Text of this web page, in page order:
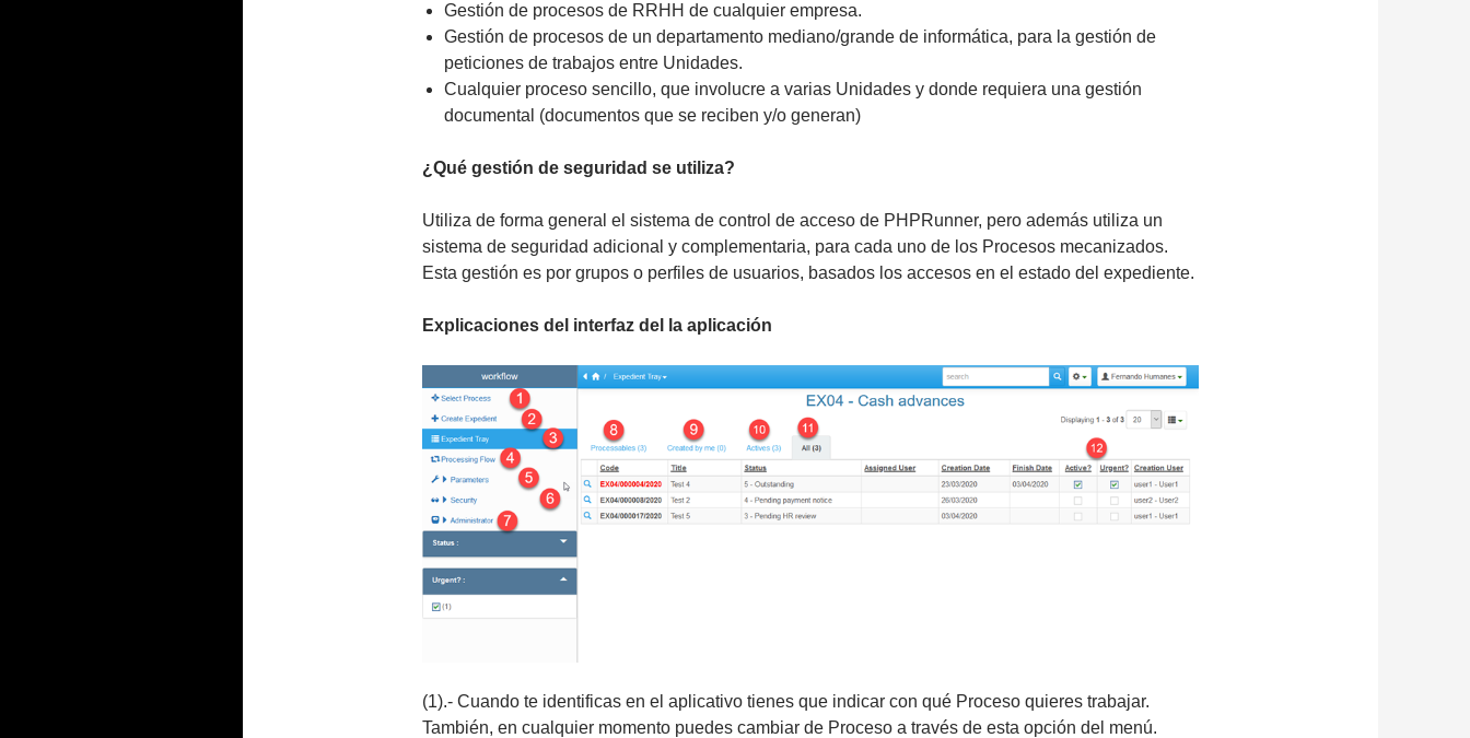
Gestión de procesos de RRHH de cualquier empresa.
Gestión de procesos de un departamento mediano/grande de informática, para la gestión de
peticiones de trabajos entre Unidades.
Cualquier proceso sencillo, que involucre a varias Unidades y donde requiera una gestión
documental (documentos que se reciben y/o generan)
¿Qué gestión de seguridad se utiliza?
Utiliza de forma general el sistema de control de acceso de PHPRunner, pero además utiliza un
sistema de seguridad adicional y complementaria, para cada uno de los Procesos mecanizados.
Esta gestión es por grupos o perfiles de usuarios, basados los accesos en el estado del expediente.
Explicaciones del interfaz del la aplicación
(1).- Cuando te identificas en el aplicativo tienes que indicar con qué Proceso quieres trabajar.
También, en cualquier momento puedes cambiar de Proceso a través de esta opción del menú.